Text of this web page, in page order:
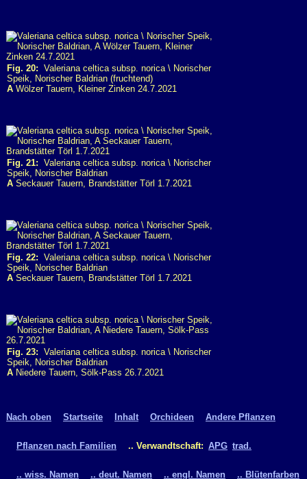
Fig. 20: Valeriana celtica subsp. norica \ Norischer
Speik, Norischer Baldrian (fruchtend)
A Wölzer Tauern, Kleiner Zinken 24.7.2021
Fig. 21: Valeriana celtica subsp. norica \ Norischer
Speik, Norischer Baldrian
A Seckauer Tauern, Brandstätter Törl 1.7.2021
Fig. 22: Valeriana celtica subsp. norica \ Norischer
Speik, Norischer Baldrian
A Seckauer Tauern, Brandstätter Törl 1.7.2021
Fig. 23: Valeriana celtica subsp. norica \ Norischer
Speik, Norischer Baldrian
A Niedere Tauern, Sölk-Pass 26.7.2021
Nach oben Startseite Inhalt Orchideen Andere Pflanzen
Pflanzen nach Familien .. Verwandtschaft: APG trad.
.. wiss. Namen .. deut. Namen .. engl. Namen .. Blütenfarben